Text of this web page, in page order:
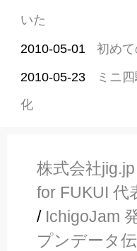
いた
2010-05-01 初め
2010-05-23
ミニ
化
株式会社
for FUKUI 代
/ IchigoJam
プンデータ